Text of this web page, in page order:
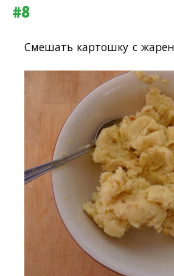
#8
Смешать картошку с